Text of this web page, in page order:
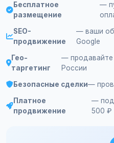
Бесплатное
размещение
—
SEO-
продвижение
— ваши
Google
Гео-
таргетинг
— продавайте
России
Безопасные сделки—
Платное
продвижение
—
500 ₽